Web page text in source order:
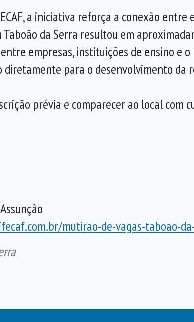
a iniciativa reforça a conexão
da Serra resultou em
empresas, instituições de ensino e o
para o desenvolvimento da
prévia e comparecer ao local com
mutirao-de-vagas-taboao-